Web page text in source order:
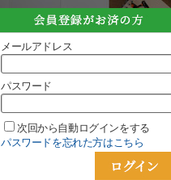
メールアドレス
パスワード
次回から自動ログインをする
パスワードを忘れた方はこちら